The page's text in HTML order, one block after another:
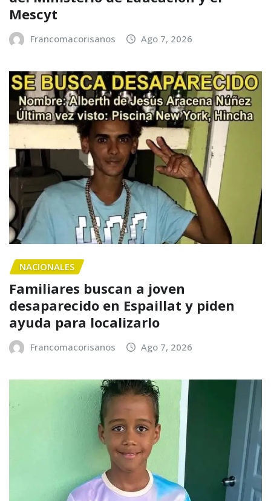
Mescyt
Francomacorisanos Ago 7, 2026
NACIONALES
Familiares buscan a joven
desaparecido en Espaillat y piden
ayuda para localizarlo
Francomacorisanos Ago 7, 2026